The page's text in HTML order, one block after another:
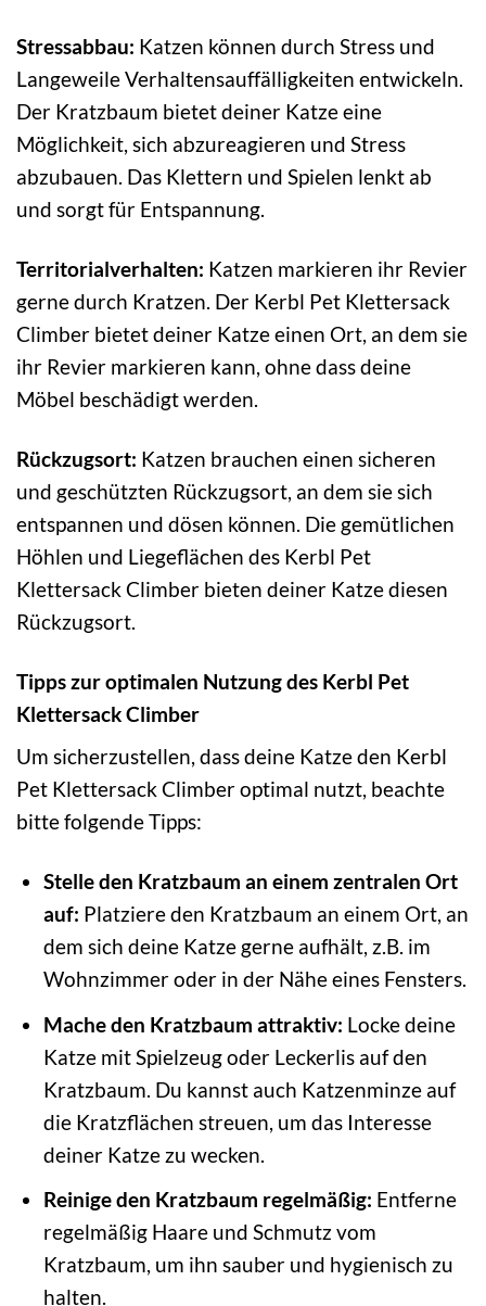
Stressabbau: Katzen können durch Stress und
Langeweile Verhaltensauffälligkeiten entwickeln.
Der Kratzbaum bietet deiner Katze eine
Möglichkeit, sich abzureagieren und Stress
abzubauen. Das Klettern und Spielen lenkt ab
und sorgt für Entspannung.
Territorialverhalten: Katzen markieren ihr Revier
gerne durch Kratzen. Der Kerbl Pet Klettersack
Climber bietet deiner Katze einen Ort, an dem sie
ihr Revier markieren kann, ohne dass deine
Möbel beschädigt werden.
Rückzugsort: Katzen brauchen einen sicheren
und geschützten Rückzugsort, an dem sie sich
entspannen und dösen können. Die gemütlichen
Höhlen und Liegeflächen des Kerbl Pet
Klettersack Climber bieten deiner Katze diesen
Rückzugsort.
Tipps zur optimalen Nutzung des Kerbl Pet
Klettersack Climber
Um sicherzustellen, dass deine Katze den Kerbl
Pet Klettersack Climber optimal nutzt, beachte
bitte folgende Tipps:
Stelle den Kratzbaum an einem zentralen Ort
auf: Platziere den Kratzbaum an einem Ort, an
dem sich deine Katze gerne aufhält, z.B. im
Wohnzimmer oder in der Nähe eines Fensters.
Mache den Kratzbaum attraktiv: Locke deine
Katze mit Spielzeug oder Leckerlis auf den
Kratzbaum. Du kannst auch Katzenminze auf
die Kratzflächen streuen, um das Interesse
deiner Katze zu wecken.
Reinige den Kratzbaum regelmäßig: Entferne
regelmäßig Haare und Schmutz vom
Kratzbaum, um ihn sauber und hygienisch zu
halten.